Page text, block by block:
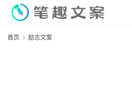
首页 励志文案